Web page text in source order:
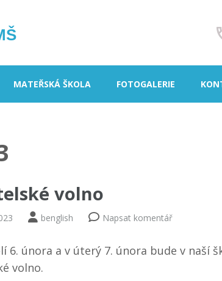
MATEŘSKÁ ŠKOLA FOTOGALERIE
volno
benglish Napsat komentář
6. února a v úterý 7. února bude v naší
volno.